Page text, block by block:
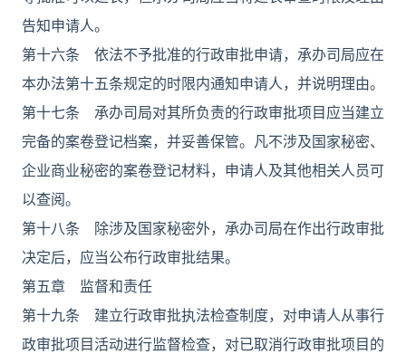
告知申请人。
第十六条 依法不予批准的行政审批申请，承办司局应在
本办法第十五条规定的时限内通知申请人，并说明理由。
第十七条 承办司局对其所负责的行政审批项目应当建立
完备的案卷登记档案，并妥善保管。凡不涉及国家秘密、
企业商业秘密的案卷登记材料，申请人及其他相关人员可
以查阅。
第十八条 除涉及国家秘密外，承办司局在作出行政审批
决定后，应当公布行政审批结果。
第五章 监督和责任
第十九条 建立行政审批执法检查制度，对申请人从事行
政审批项目活动进行监督检查，对已取消行政审批项目的